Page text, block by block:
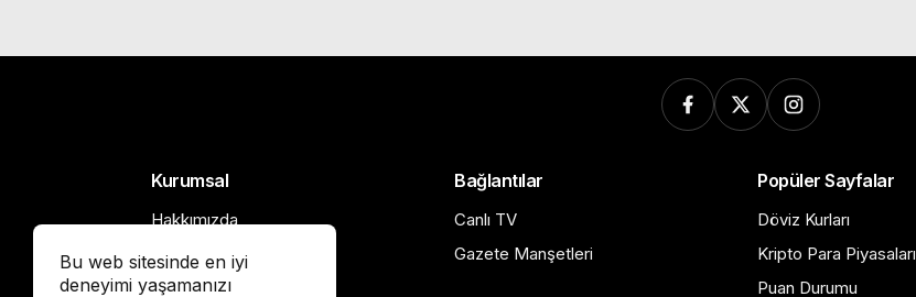
Bu web sitesinde en iyi
deneyimi yaşamanızı
Kurumsal
Hakkımızda
Künye
İletişim
Bağlantılar
Canlı TV
Gazete Manşetleri
Popüler Sayfalar
Döviz Kurları
Kripto Para Piyasaları
Puan Durumu